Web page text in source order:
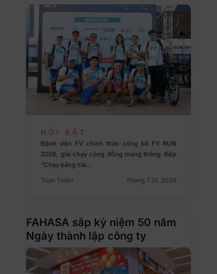
NỔI BẬT
Bệnh viện FV chính thức công bố FV RUN
2026, giải chạy cộng đồng mang thông điệp
“Chạy bằng trái…
Toan Thien
Tháng 7 31, 2026
FAHASA sắp kỷ niệm 50 năm
Ngày thành lập công ty